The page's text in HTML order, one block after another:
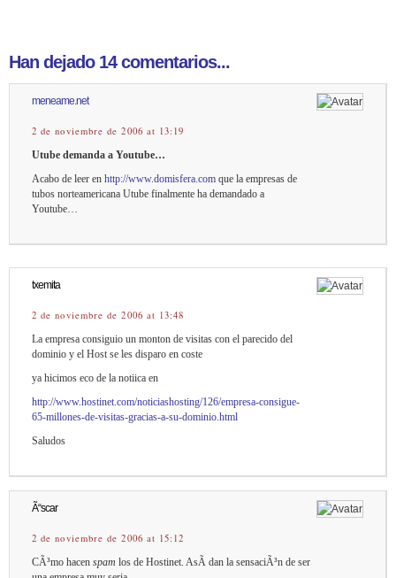
Han dejado 14 comentarios...
meneame.net
2 de noviembre de 2006 at 13:19
Utube demanda a Youtube…
Acabo de leer en http://www.domisfera.com que la empresas de
tubos norteamericana Utube finalmente ha demandado a
Youtube…
txemita
2 de noviembre de 2006 at 13:48
La empresa consiguio un monton de visitas con el parecido del
dominio y el Host se les disparo en coste
ya hicimos eco de la notiica en
http://www.hostinet.com/noticiashosting/126/empresa-consigue-
65-millones-de-visitas-gracias-a-su-dominio.html
Saludos
Ã“scar
2 de noviembre de 2006 at 15:12
CÃ³mo hacen spam los de Hostinet. AsÃ­ dan la sensaciÃ³n de ser